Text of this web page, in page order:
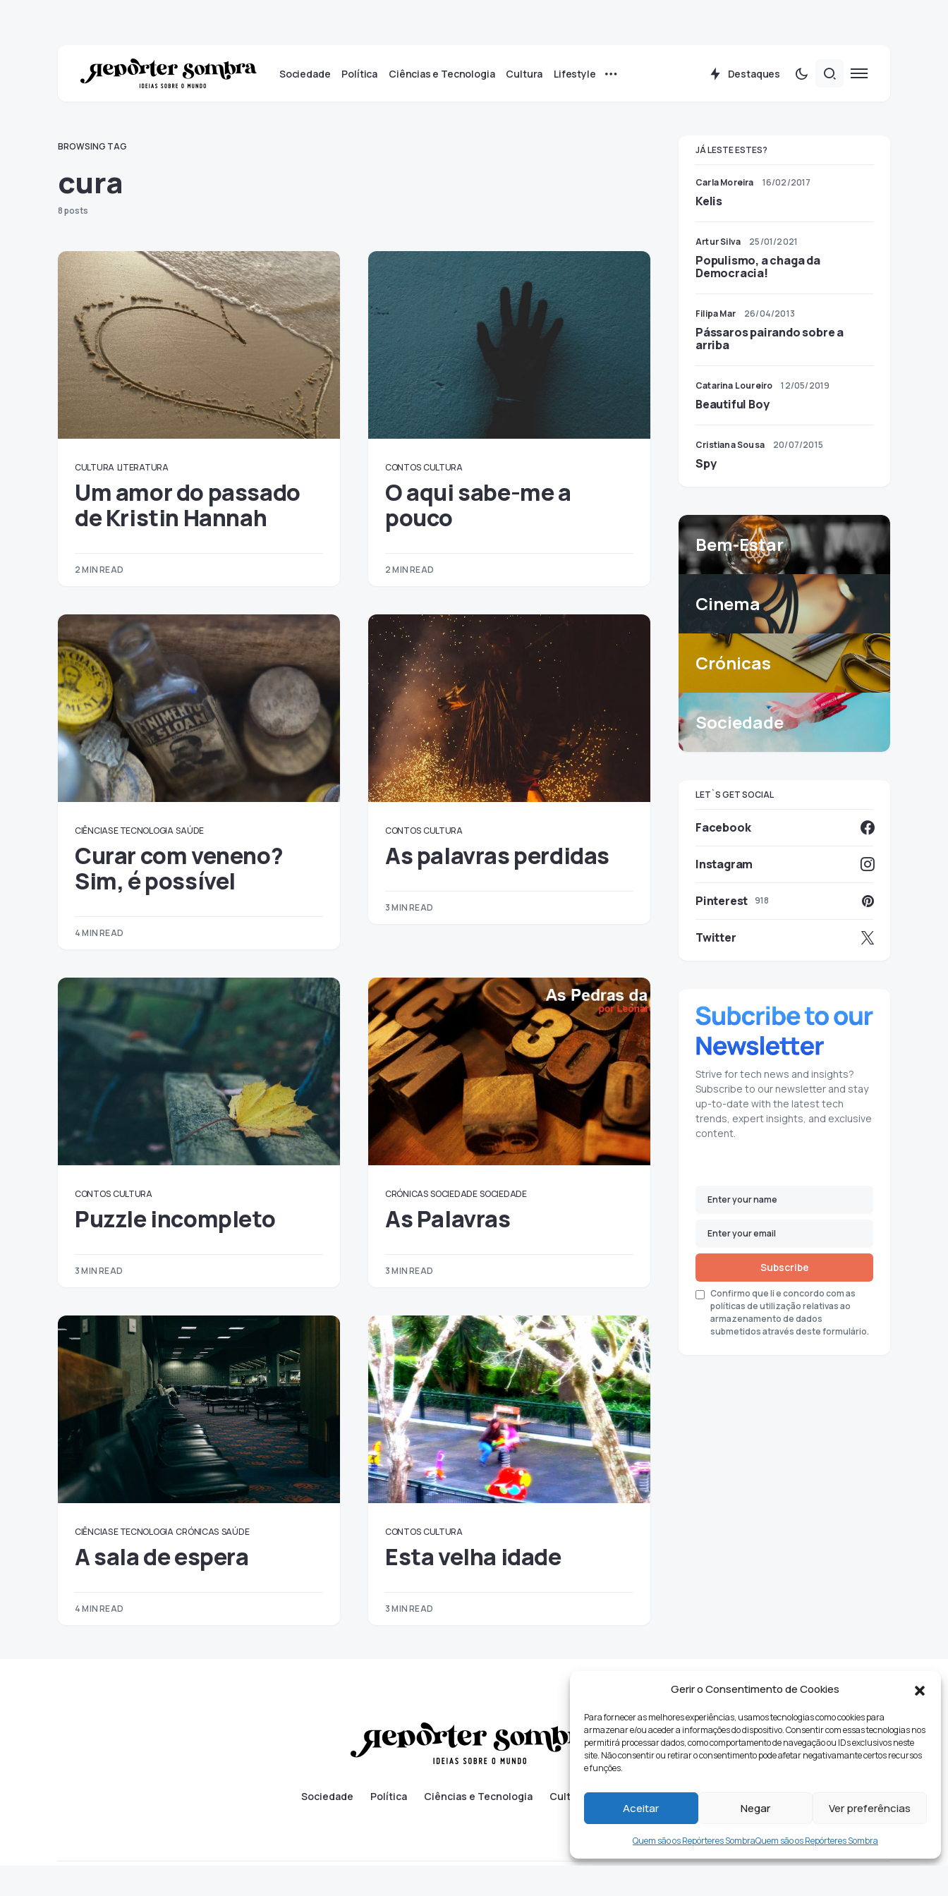
Gerir o Consentimento de Cookies
Para fornecer as melhores experiências, usamos tecnologias como cookies para
armazenar e/ou aceder a informações do dispositivo. Consentir com essas tecnologias nos
permitirá processar dados, como comportamento de navegação ou IDs exclusivos neste
site. Não consentir ou retirar o consentimento pode afetar negativamante certos recursos
e funções.
Aceitar Negar Ver preferências
Quem são os Repórteres SombraQuem são os Repórteres Sombra
Sociedade Política Ciências e Tecnologia Cultura Lifestyle Destaques
BROWSING TAG
cura
8 posts
CULTURA LITERATURA
Um amor do passado
de Kristin Hannah
2 MIN READ
CONTOS CULTURA
O aqui sabe-me a
pouco
2 MIN READ
CIÊNCIAS E TECNOLOGIA SAÚDE
Curar com veneno?
Sim, é possível
4 MIN READ
CONTOS CULTURA
As palavras perdidas
3 MIN READ
CONTOS CULTURA
Puzzle incompleto
3 MIN READ
CRÓNICAS SOCIEDADE SOCIEDADE
As Palavras
3 MIN READ
CIÊNCIAS E TECNOLOGIA CRÓNICAS SAÚDE
A sala de espera
4 MIN READ
CONTOS CULTURA
Esta velha idade
3 MIN READ
JÁ LESTE ESTES?
Carla Moreira 16/02/2017
Kelis
Artur Silva 25/01/2021
Populismo, a chaga da
Democracia!
Filipa Mar 26/04/2013
Pássaros pairando sobre a
arriba
Catarina Loureiro 12/05/2019
Beautiful Boy
Cristiana Sousa 20/07/2015
Spy
Bem-Estar
Cinema
Crónicas
Sociedade
LET`S GET SOCIAL
Facebook
Instagram
Pinterest 918
Twitter
Strive for tech news and insights?
Subscribe to our newsletter and stay
up-to-date with the latest tech
trends, expert insights, and exclusive
content.
Subscribe
Confirmo que li e concordo com as
políticas de utilização relativas ao
armazenamento de dados
submetidos através deste formulário.
Sociedade Política Ciências e Tecnologia Cultura Lifestyle